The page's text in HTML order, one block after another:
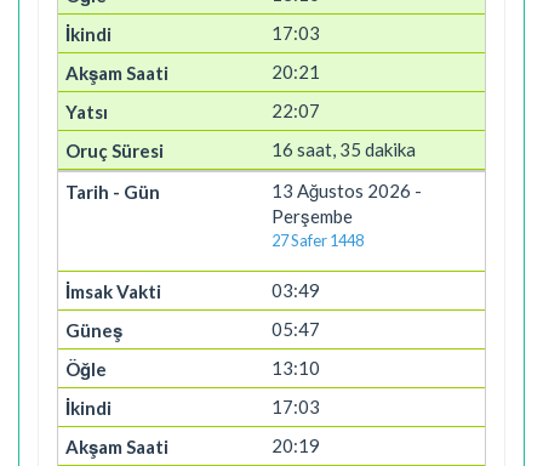
17:03
20:21
22:07
16 saat, 35 dakika
13 Ağustos 2026 -
Perşembe
27 Safer 1448
03:49
05:47
13:10
17:03
20:19